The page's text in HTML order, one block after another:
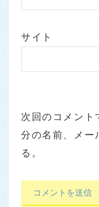
サイト
次回のコメント
分の名前、メー
る。